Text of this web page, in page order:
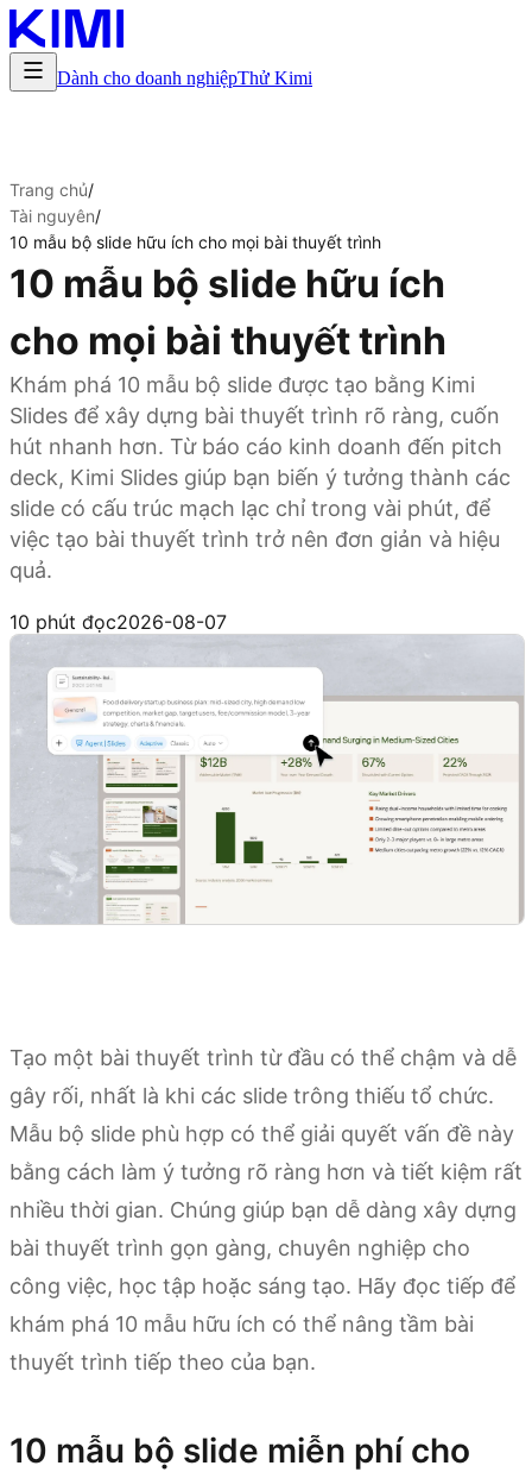
Dành cho doanh nghiệpThử Kimi
Trang chủ/
Tài nguyên/
10 mẫu bộ slide hữu ích cho mọi bài thuyết trình
10 mẫu bộ slide hữu ích
cho mọi bài thuyết trình
Khám phá 10 mẫu bộ slide được tạo bằng Kimi
Slides để xây dựng bài thuyết trình rõ ràng, cuốn
hút nhanh hơn. Từ báo cáo kinh doanh đến pitch
deck, Kimi Slides giúp bạn biến ý tưởng thành các
slide có cấu trúc mạch lạc chỉ trong vài phút, để
việc tạo bài thuyết trình trở nên đơn giản và hiệu
quả.
10 phút đọc2026-08-07
Tạo một bài thuyết trình từ đầu có thể chậm và dễ
gây rối, nhất là khi các slide trông thiếu tổ chức.
Mẫu bộ slide phù hợp có thể giải quyết vấn đề này
bằng cách làm ý tưởng rõ ràng hơn và tiết kiệm rất
nhiều thời gian. Chúng giúp bạn dễ dàng xây dựng
bài thuyết trình gọn gàng, chuyên nghiệp cho
công việc, học tập hoặc sáng tạo. Hãy đọc tiếp để
khám phá 10 mẫu hữu ích có thể nâng tầm bài
thuyết trình tiếp theo của bạn.
10 mẫu bộ slide miễn phí cho